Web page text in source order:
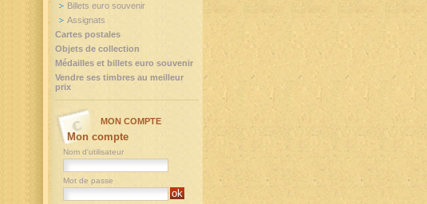
Billets euro souvenir
Assignats
Cartes postales
Objets de collection
Médailles et billets euro souvenir
Vendre ses timbres au meilleur
prix
MON COMPTE
Mon compte
Nom d'utilisateur
Mot de passe